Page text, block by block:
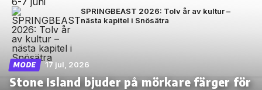
SPRINGBEAST 2026: Tolv år av kultur –
nästa kapitel i Snösätra
MODE 17 jul, 2026
Stone Island bjuder på mörkare färger för